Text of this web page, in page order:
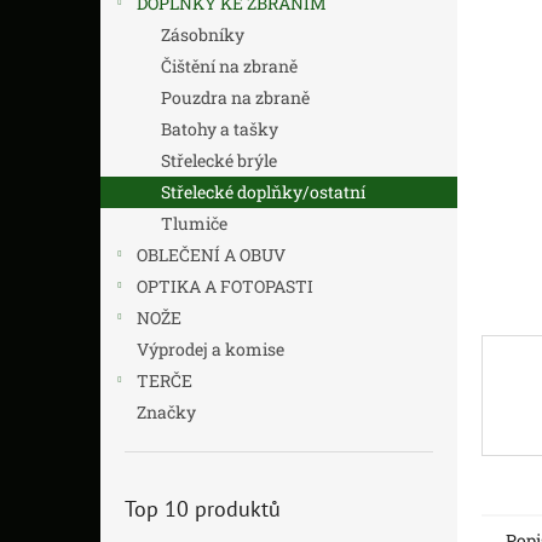
l
Zásobníky
Čištění na zbraně
Pouzdra na zbraně
Batohy a tašky
Střelecké brýle
Střelecké doplňky/ostatní
Tlumiče
OBLEČENÍ A OBUV
OPTIKA A FOTOPASTI
NOŽE
Výprodej a komise
TERČE
Značky
Top 10 produktů